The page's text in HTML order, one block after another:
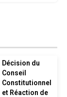
Décision du
Conseil
Constitutionnel
et Réaction de